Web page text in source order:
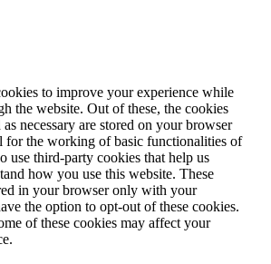
to improve your experience while
the website. Out of these, the cookies
necessary are stored on your browser
for the working of basic functionalities of
use third-party cookies that help us
how you use this website. These
in your browser only with your
the option to opt-out of these cookies.
of these cookies may affect your